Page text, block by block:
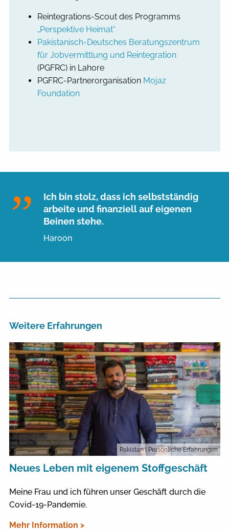
Reintegrations-Scout des Programms
„Perspektive Heimat“
Pakistanisch-Deutsches Beratungszentrum
für Jobvermittlung und Reintegration
(PGFRC) in Lahore
PGFRC-Partnerorganisation Mojaz
Foundation
Ich bin stolz, dass ich selbstständig
arbeite und finanziell auf eigenen
Beinen stehe.
Haroon
Weitere Erfahrungen
Pakistan| Persönliche Erfahrungen
Neues Leben mit eigenem Stoffgeschäft
Meine Frau und ich führen unser Geschäft durch die
Covid-19-Pandemie.
Mehr Information >